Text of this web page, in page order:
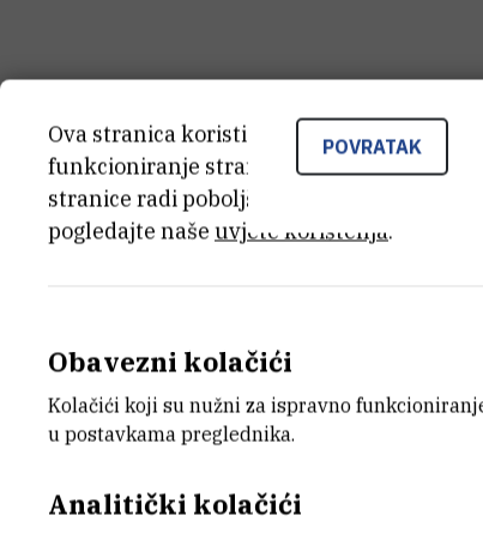
POVRATAK
Ova stranica koristi kolačiće. Neki od tih
funkcioniranje stranice, dok se drugi
stranice radi poboljšanja korisničkog
pogledajte naše uvjete korištenja.
Obavezni kolačići
Kolačići koji su nužni za ispravno
u postavkama preglednika.
Analitički kolačići